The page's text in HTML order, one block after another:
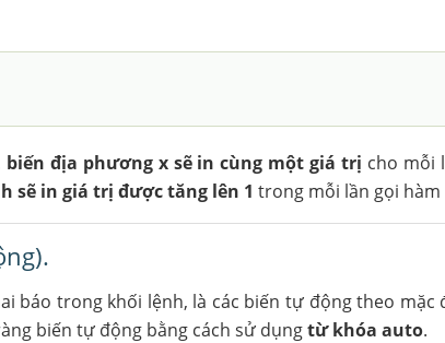
biến địa phương x sẽ in cùng một giá trị cho mỗi
sẽ in giá trị được tăng lên 1 trong mỗi lần gọi hàm
báo trong khối lệnh, là các biến tự động theo mặc
biến tự động bằng cách sử dụngtừ khóa auto.